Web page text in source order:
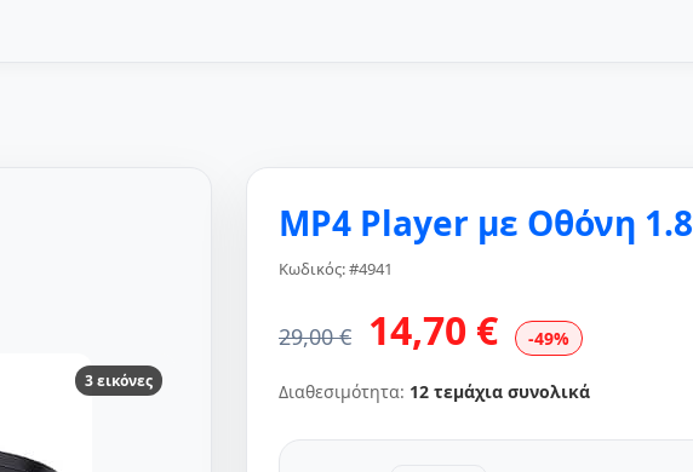
3 εικόνες
MP4 Player με Οθόνη 1.8
Κωδικός: #4941
29,00 € 14,70 € -49%
Διαθεσιμότητα: 12 τεμάχια συνολικά